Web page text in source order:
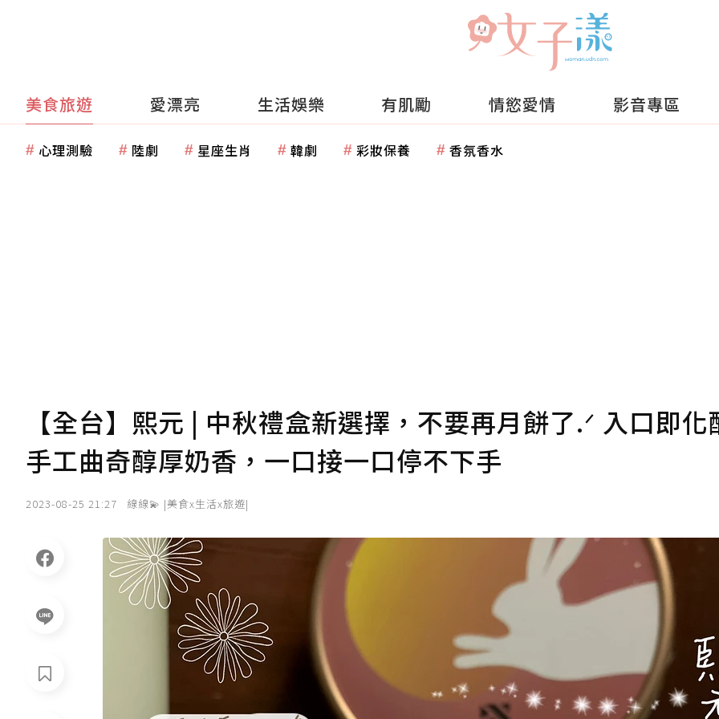
美食旅遊 愛漂亮 生活娛樂 有肌勵 情慾愛情 影音專區
心理測驗 陸劇 星座生肖 韓劇 彩妝保養 香氛香水
【全台】熙元 | 中秋禮盒新選擇，不要再月餅了.ᐟ 入口即化
手工曲奇醇厚奶香，一口接一口停不下手
2023-08-25 21:27 線線💫 |美食x生活x旅遊|